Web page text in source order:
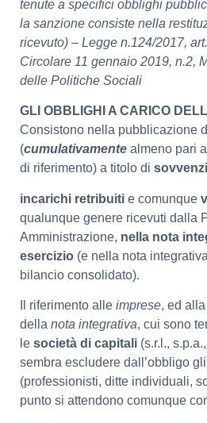
tenute a specifici obblighi
la sanzione consiste nella
ricevuto) – Legge n.124/2017,
Circolare 11 gennaio 2019, n.2,
delle Politiche Sociali
GLI OBBLIGHI A CARICO
Consistono nella pubblicazione
(cumulativamente almeno pari
di riferimento) a titolo di
incarichi retribuiti e comunque
qualunque genere ricevuti dalla
Amministrazione, nella nota
esercizio (e nella nota
bilancio consolidato).
Il riferimento alle imprese, ed
della nota integrativa, cui sono
le società di capitali (s.r.l.,
sembra escludere dall’obbligo
(professionisti, ditte individuali,
punto si attendono comunque